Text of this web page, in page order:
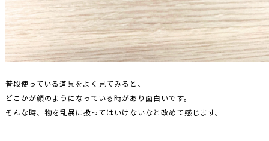
普段使っている道具をよく見てみると、
どこかが顔のようになっている時があり面白いです。
そんな時、物を乱暴に扱ってはいけないなと改めて感じます。